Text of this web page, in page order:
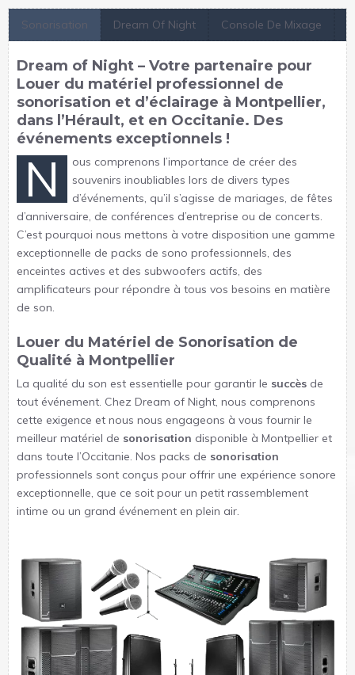
Sonorisation Dream Of Night Console De Mixage
Dream of Night – Votre partenaire pour
Louer du matériel professionnel de
sonorisation et d’éclairage à Montpellier,
dans l’Hérault, et en Occitanie. Des
événements exceptionnels !
N
ous comprenons l’importance de créer des
souvenirs inoubliables lors de divers types
d’événements, qu’il s’agisse de mariages, de fêtes
d’anniversaire, de conférences d’entreprise ou de concerts.
C’est pourquoi nous mettons à votre disposition une gamme
exceptionnelle de packs de sono professionnels, des
enceintes actives et des subwoofers actifs, des
amplificateurs pour répondre à tous vos besoins en matière
de son.
Louer du Matériel de Sonorisation de
Qualité à Montpellier
La qualité du son est essentielle pour garantir le succès de
tout événement. Chez Dream of Night, nous comprenons
cette exigence et nous nous engageons à vous fournir le
meilleur matériel de sonorisation disponible à Montpellier et
dans toute l’Occitanie. Nos packs de sonorisation
professionnels sont conçus pour offrir une expérience sonore
exceptionnelle, que ce soit pour un petit rassemblement
intime ou un grand événement en plein air.